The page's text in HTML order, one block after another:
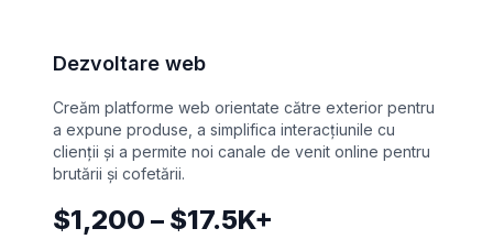
Dezvoltare web
Creăm platforme web orientate către exterior pentru
a expune produse, a simplifica interacțiunile cu
clienții și a permite noi canale de venit online pentru
brutării și cofetării.
$1,200 – $17.5K+